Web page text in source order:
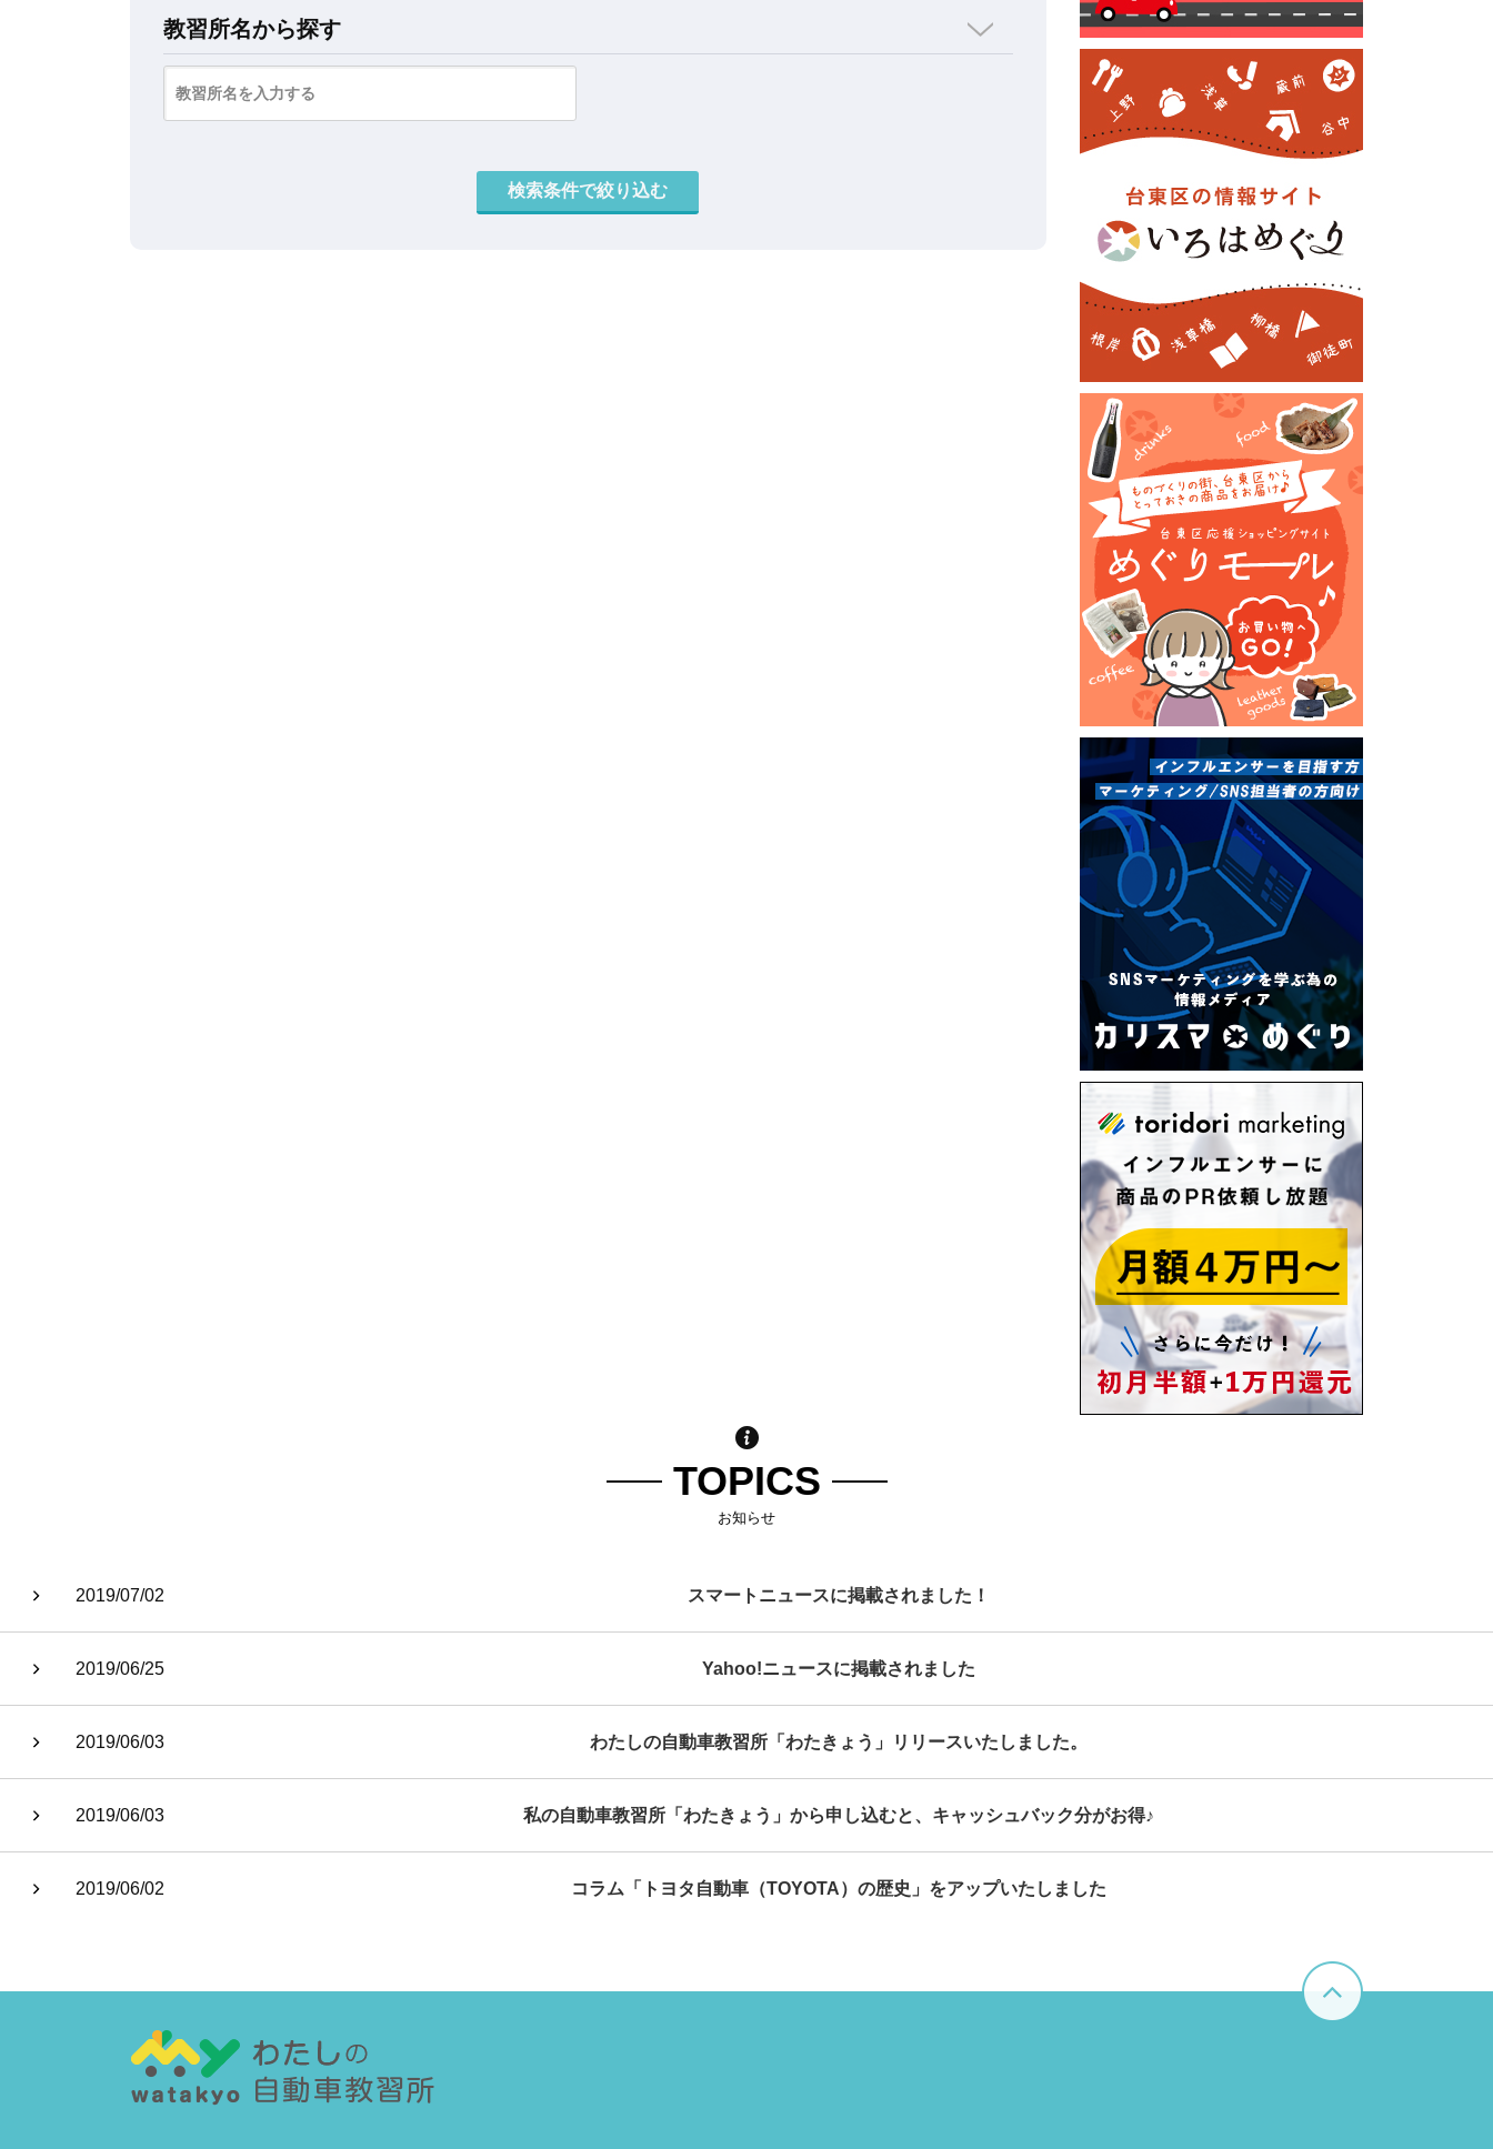
教習所名から探す
TOPICS
お知らせ
2019/07/02 スマートニュースに掲載されました！
2019/06/25 Yahoo!ニュースに掲載されました
2019/06/03 わたしの自動車教習所「わたきょう」リリースいたしました。
2019/06/03 私の自動車教習所「わたきょう」から申し込むと、キャッシュバック分がお得♪
2019/06/02 コラム「トヨタ自動車（TOYOTA）の歴史」をアップいたしました